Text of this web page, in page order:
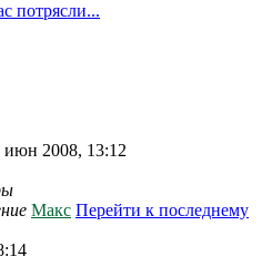
потрясли...
2008, 13:12
Макс Перейти к последнему